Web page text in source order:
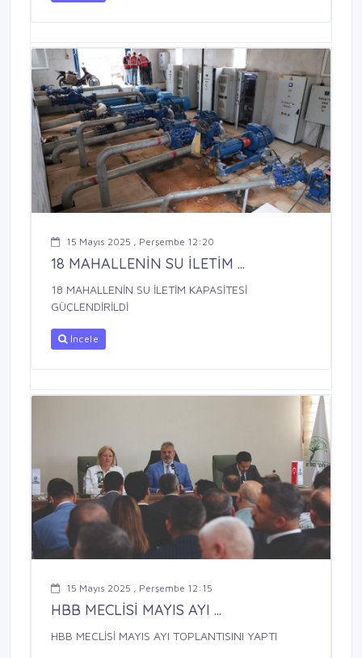
15 Mayıs 2025 , Perşembe 12:20
18 MAHALLENİN SU İLETİM ...
18 MAHALLENİN SU İLETİM KAPASİTESİ
GÜÇLENDİRİLDİ
İncele
15 Mayıs 2025 , Perşembe 12:15
HBB MECLİSİ MAYIS AYI ...
HBB MECLİSİ MAYIS AYI TOPLANTISINI YAPTI